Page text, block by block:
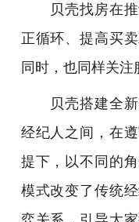
贝壳找房在推
正循环、提高买
同时，也同样关注
贝壳搭建全新
经纪人之间，在
提下，以不同的
模式改变了传统